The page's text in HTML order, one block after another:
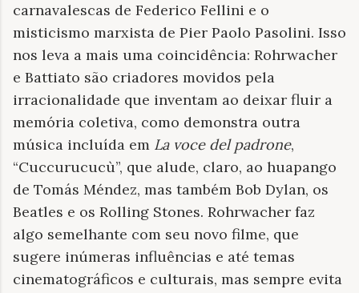
carnavalescas de Federico Fellini e o
misticismo marxista de Pier Paolo Pasolini. Isso
nos leva a mais uma coincidência: Rohrwacher
e Battiato são criadores movidos pela
irracionalidade que inventam ao deixar fluir a
memória coletiva, como demonstra outra
música incluída em La voce del padrone,
“Cuccurucucù”, que alude, claro, ao huapango
de Tomás Méndez, mas também Bob Dylan, os
Beatles e os Rolling Stones. Rohrwacher faz
algo semelhante com seu novo filme, que
sugere inúmeras influências e até temas
cinematográficos e culturais, mas sempre evita